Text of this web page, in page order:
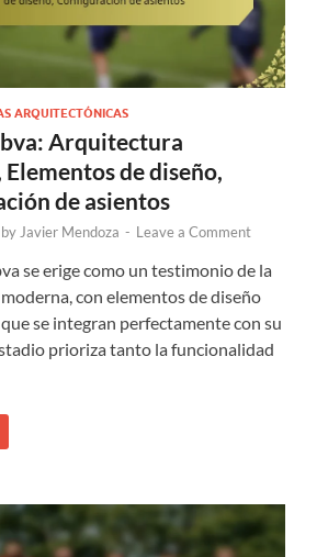
ARQUITECTÓNICAS
Arquitectura
de diseño,
de asientos
by Javier Mendoza - Leave a Comment
se erige como un testimonio de la
con elementos de diseño
se integran perfectamente con su
prioriza tanto la funcionalidad